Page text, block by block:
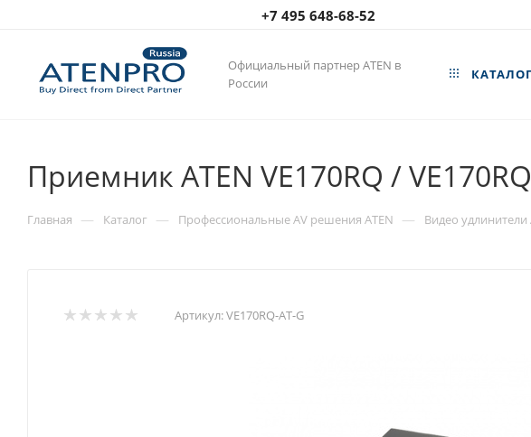
+7 495 648-68-52
Официальный партнер ATEN в
России
КАТАЛОГ
Приемник ATEN VE170RQ /
Главная — Каталог — Профессиональные AV решения ATEN — Видео удлинители
Артикул:VE170RQ-AT-G